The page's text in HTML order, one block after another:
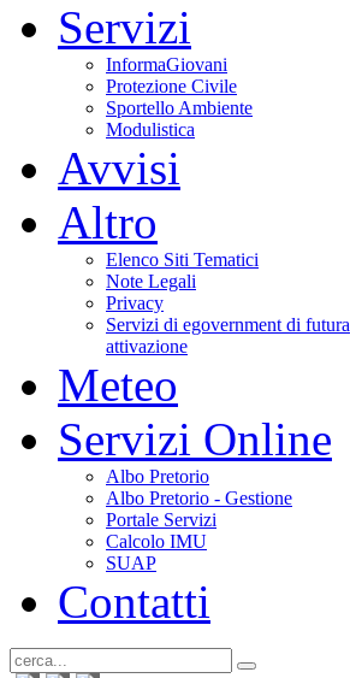
Servizi
InformaGiovani
Protezione Civile
Sportello Ambiente
Modulistica
Avvisi
Altro
Elenco Siti Tematici
Note Legali
Privacy
Servizi di egovernment di futura
attivazione
Meteo
Servizi Online
Albo Pretorio
Albo Pretorio - Gestione
Portale Servizi
Calcolo IMU
SUAP
Contatti